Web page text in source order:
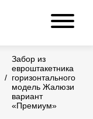
Забор из
евроштакетника
горизонтального
модель Жалюзи
вариант
«Премиум»